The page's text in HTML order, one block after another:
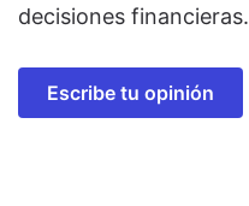
decisiones financieras.
Escribe tu opinión